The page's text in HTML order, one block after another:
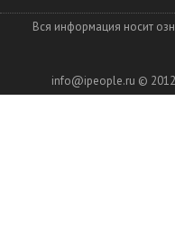
Вся информация носит
info@ipeople.ru ©